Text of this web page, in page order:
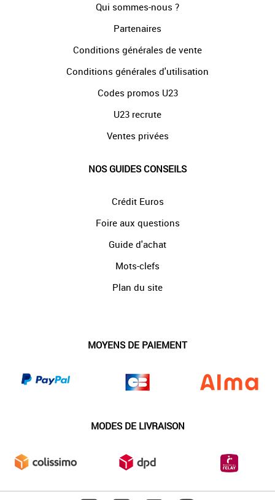
Qui sommes-nous ?
Partenaires
Conditions générales de vente
Conditions générales d'utilisation
Codes promos U23
U23 recrute
Ventes privées
NOS GUIDES CONSEILS
Crédit Euros
Foire aux questions
Guide d'achat
Mots-clefs
Plan du site
MOYENS DE PAIEMENT
MODES DE LIVRAISON